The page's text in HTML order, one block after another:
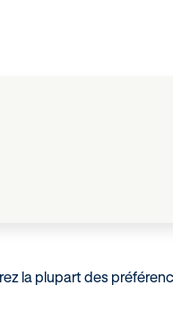
la plupart des